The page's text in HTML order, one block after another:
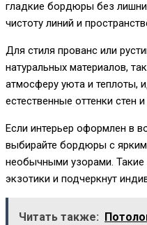
гладкие бордюры без
чистоту линий и
Для стиля прованс или
натуральных материалов,
атмосферу уюта и теплоты,
естественные оттенки стен
Если интерьер оформлен в
выбирайте бордюры с
необычными узорами. Такие
экзотики и подчеркнут
Читать также: